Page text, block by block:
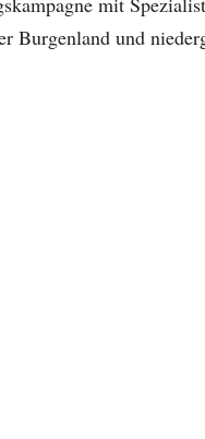
Burgenland und